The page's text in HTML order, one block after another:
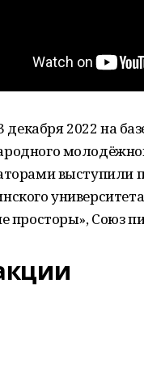
декабря 2022 на
выступили
просторы», Союз